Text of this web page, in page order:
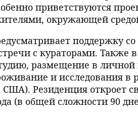
приветствуются
окружающей
поддержку
с кураторами. Также
размещение в
и исследования в
США). Резиденция откроет
(в общей сложности 90